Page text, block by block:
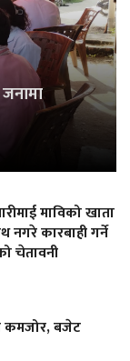
माविको खाता
नगरे कारबाही गर्ने
चेतावनी
कमजोर, बजेट